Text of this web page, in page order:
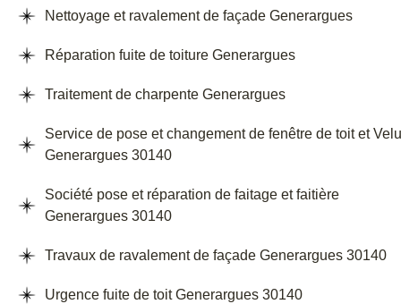
Nettoyage et ravalement de façade Generargues
Réparation fuite de toiture Generargues
Traitement de charpente Generargues
Service de pose et changement de fenêtre de toit et
Generargues 30140
Société pose et réparation de faitage et faitière
Generargues 30140
Travaux de ravalement de façade Generargues 30140
Urgence fuite de toit Generargues 30140